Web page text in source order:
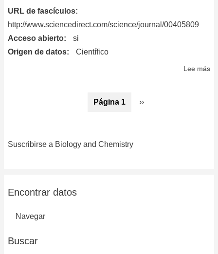
URL de fascículos
http://www.sciencedirect.com/science/journal/00405809
Acceso abierto
si
Origen de datos
Científico
Lee más
Página 1
Siguiente
››
Suscribirse a Biology and Chemistry
Encontrar datos
Navegar
Buscar